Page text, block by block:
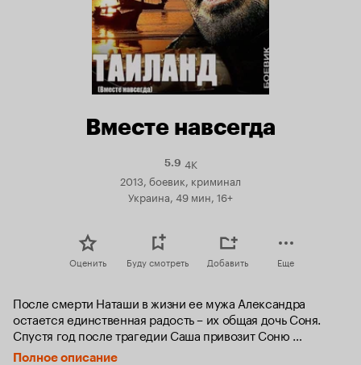
Вместе навсегда
5.9Рейтинг
5.9
4K
2013, боевик, криминал
Украина, 49 мин, 16+
Оценить Буду смотреть Добавить Еще
После смерти Наташи в жизни ее мужа Александра
остается единственная радость – их общая дочь Соня.
Спустя год после трагедии Саша привозит Соню
отпраздновать день рождения в Таиланд, в отель, где
Полное описание